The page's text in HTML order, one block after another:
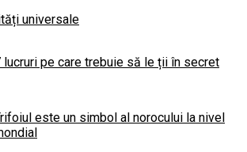
universale
lucruri pe care trebuie să le ții în secret
este un simbol al norocului la nivel